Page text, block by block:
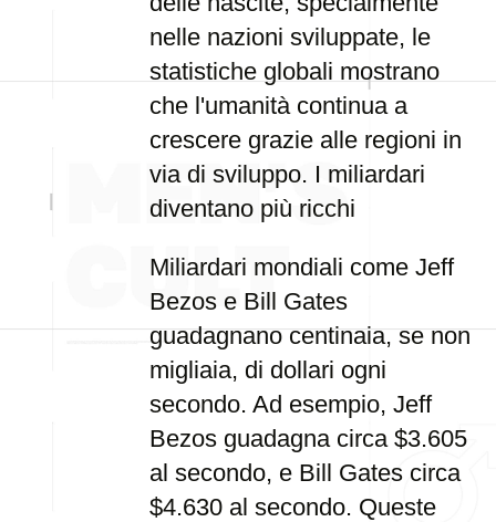
nelle nazioni sviluppate, le
statistiche globali mostrano
che l'umanità continua a
crescere grazie alle regioni in
via di sviluppo. I miliardari
diventano più ricchi
Miliardari mondiali come Jeff
Bezos e Bill Gates
guadagnano centinaia, se non
migliaia, di dollari ogni
secondo. Ad esempio, Jeff
Bezos guadagna circa $3.605
al secondo, e Bill Gates circa
$4.630 al secondo. Queste